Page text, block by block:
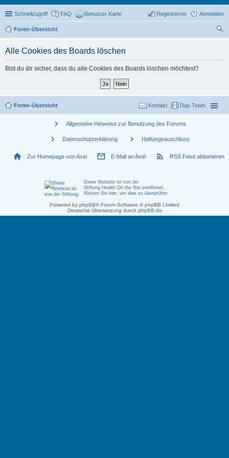
Schnellzugriff FAQ Benutzer Karte Anmelden
Registrieren
Foren-Übersicht
Alle Cookies des Boards löschen
Bist du dir sicher, dass du alle Cookies des Boards löschen möchtest?
Foren-Übersicht Das Team
Kontakt
chevron_right Allgemeine Hinweise zur Benutzung des Forums
chevron_right Datenschutzerklärung chevron_right Haftungsauschluss
home Zur Homepage von Axel mail_outline E-Mail an Axel rss_feed RSS Feed abbonieren
Diese Website ist von der
Stiftung Health On the Net zertifiziert.
Klicken Sie hier, um dies zu überprüfen
Powered by phpBB® Forum Software © phpBB Limited
Deutsche Übersetzung durch phpBB.de